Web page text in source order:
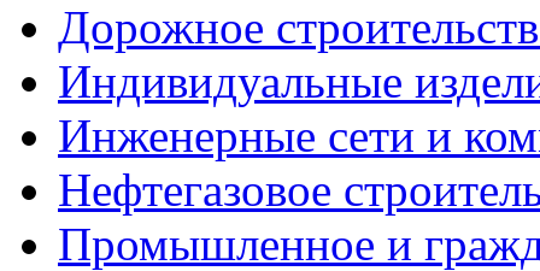
Дорожное
Индивидуальные
Инженерные сети и
Нефтегазовое
Промышленное и